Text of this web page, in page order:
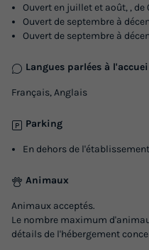
Ouvert en juillet et août, , de
Ouvert de septembre à
Ouvert de septembre à
Langues parlées à
Français, Anglais
Parking
En dehors de l'établissement
Animaux
Animaux acceptés.
Le nombre maximum
détails de l'hébergement